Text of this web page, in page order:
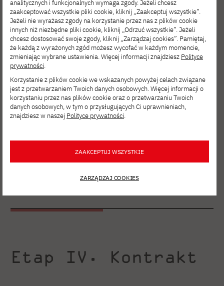
Etap III.
Kwalifikacja na
studia
Pełna rejestracjaorazzłożenie
rę kwalifikacyjną na studia.
Etap IV. Kontrakt
analitycznych i funkcjonalnych wymaga zgody. Jeżeli chcesz
zaakceptować wszystkie pliki cookie, kliknij „Zaakceptuj wszystkie”.
Jeżeli nie wyrażasz zgody na korzystanie przez nas z plików cookie
innych niż niezbędne pliki cookie, kliknij „Odrzuć wszystkie”. Jeżeli
chcesz dostosować swoje zgody, kliknij „Zarządzaj cookies”. Pamiętaj,
że każdą z wyrażonych zgód możesz wycofać w każdym momencie,
zmieniając wybrane ustawienia. Więcej informacji znajdziesz Polityce
prywatności.
Korzystanie z plików cookie we wskazanych powyżej celach związane
jest z przetwarzaniem Twoich danych osobowych. Więcej informacji o
korzystaniu przez nas plików cookie oraz o przetwarzaniu Twoich
danych osobowych, w tym o przysługujących Ci uprawnieniach,
znajdziesz w naszej Polityce prywatności.
ZAAKCEPTUJ WSZYSTKIE
ZARZĄDZAJ COOKIES